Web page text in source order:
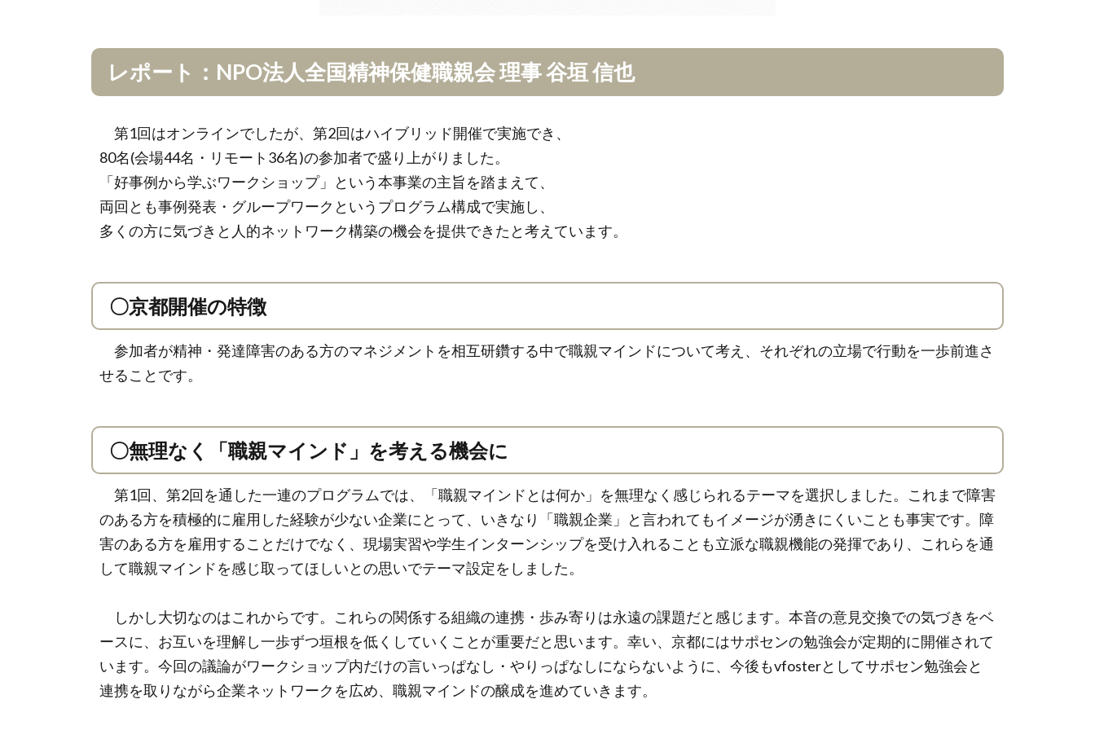
レポート：NPO法人全国精神保健職親会 理事 谷垣 信也
第1回はオンラインでしたが、第2回はハイブリッド開催で実施でき、
80名(会場44名・リモート36名)の参加者で盛り上がりました。
「好事例から学ぶワークショップ」という本事業の主旨を踏まえて、
両回とも事例発表・グループワークというプログラム構成で実施し、
多くの方に気づきと人的ネットワーク構築の機会を提供できたと考えています。
〇京都開催の特徴
参加者が精神・発達障害のある方のマネジメントを相互研鑽する中で職親マインドについて考え、それぞれの立場で行動を一歩前進さ
せることです。
〇無理なく「職親マインド」を考える機会に
第1回、第2回を通した一連のプログラムでは、「職親マインドとは何か」を無理なく感じられるテーマを選択しました。これまで障害
のある方を積極的に雇用した経験が少ない企業にとって、いきなり「職親企業」と言われてもイメージが湧きにくいことも事実です。障
害のある方を雇用することだけでなく、現場実習や学生インターンシップを受け入れることも立派な職親機能の発揮であり、これらを通
して職親マインドを感じ取ってほしいとの思いでテーマ設定をしました。
しかし大切なのはこれからです。これらの関係する組織の連携・歩み寄りは永遠の課題だと感じます。本音の意見交換での気づきをベ
ースに、お互いを理解し一歩ずつ垣根を低くしていくことが重要だと思います。幸い、京都にはサポセンの勉強会が定期的に開催されて
います。今回の議論がワークショップ内だけの言いっぱなし・やりっぱなしにならないように、今後もvfosterとしてサポセン勉強会と
連携を取りながら企業ネットワークを広め、職親マインドの醸成を進めていきます。